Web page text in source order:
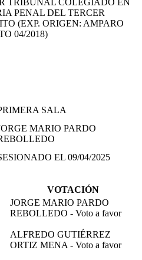
TRIBUNAL COLEGIADO EN
PENAL DEL TERCER
(EXP. ORIGEN: AMPARO
04/2018)
SALA
MARIO PARDO
EL 09/04/2025
VOTACIÓN
JORGE MARIO PARDO
REBOLLEDO - Voto a favor
ALFREDO GUTIÉRREZ
ORTIZ MENA - Voto a favor